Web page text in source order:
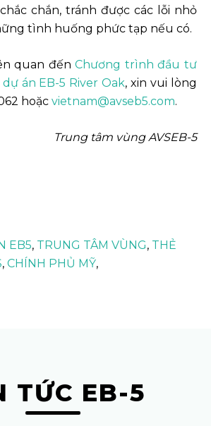
chắn, tránh được các lỗi nhỏ
tình huống phức tạp nếu có.
quan đếnChương trình đầu tư
dự án EB-5 River Oak, xin vui lòng
hoặc vietnam@avseb5.com.
Trung tâm vùng AVSEB-5
EB5, TRUNG TÂM VÙNG, THẺ
, CHÍNH PHỦ MỸ,
TỨC EB-5